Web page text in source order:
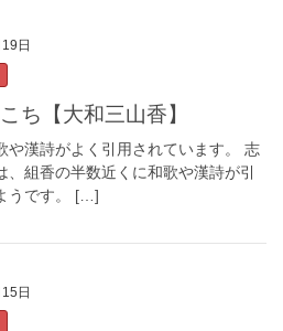
日
こち【大和三山香】
や漢詩がよく引用されています。 志
、組香の半数近くに和歌や漢詩が引
うです。 […]
日